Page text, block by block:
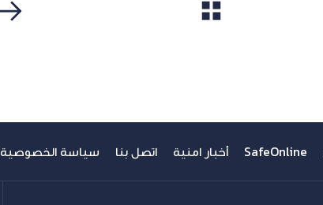
SafeOnline أخبار امنية اتصل بنا سياسة الخصوصية